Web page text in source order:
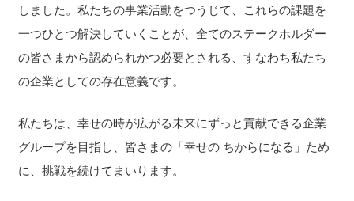
しました。私たちの事業活動をつうじて、これらの課題を
一つひとつ解決していくことが、全てのステークホルダー
の皆さまから認められかつ必要とされる、すなわち私たち
の企業としての存在意義です。
私たちは、幸せの時が広がる未来にずっと貢献できる企業
グループを目指し、皆さまの「幸せの ちからになる」ため
に、挑戦を続けてまいります。